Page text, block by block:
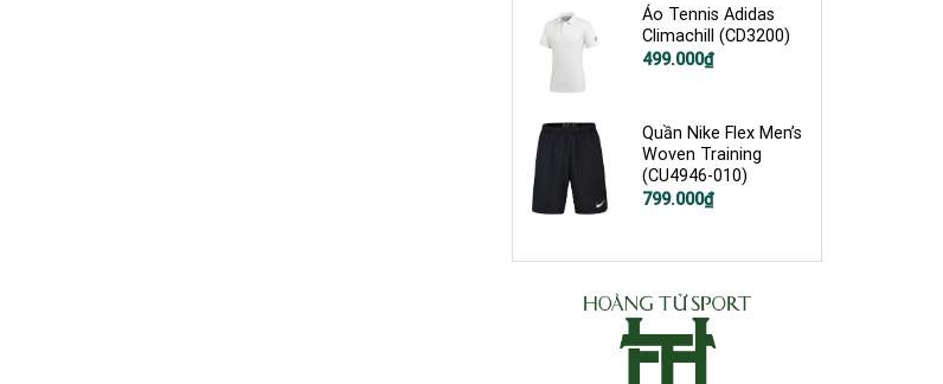
549.999₫.
Áo Tennis Adidas
Climachill (CD3200)
Giá
499.000₫
Giá
499.000₫.
Quần Nike Flex Men’s
Woven Training
(CU4946-010)
Giá
799.000₫
Giá
799.000₫.